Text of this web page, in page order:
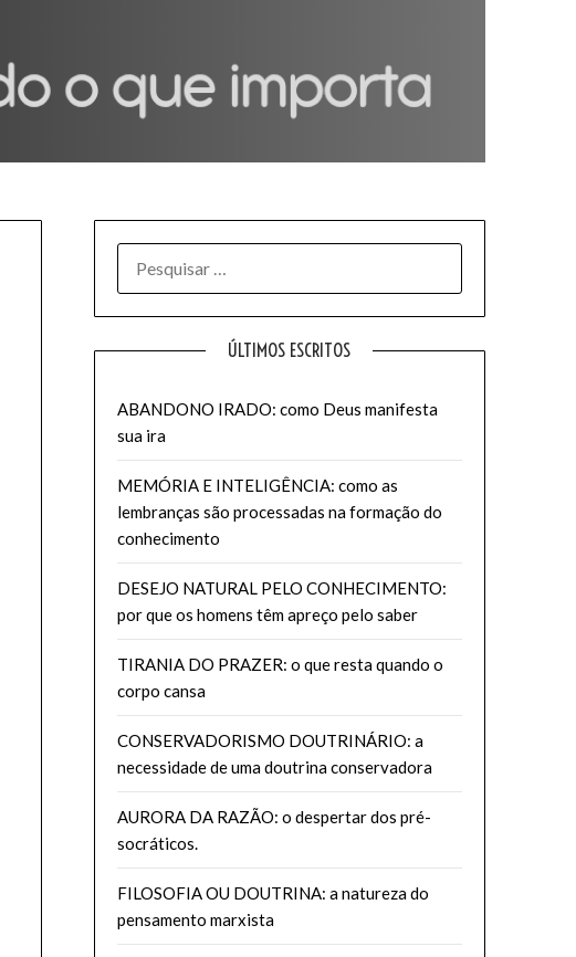
POR:
ÚLTIMOS ESCRITOS
ABANDONO IRADO: como Deus manifesta
sua ira
MEMÓRIA E INTELIGÊNCIA: como as
lembranças são processadas na formação do
conhecimento
DESEJO NATURAL PELO CONHECIMENTO:
por que os homens têm apreço pelo saber
TIRANIA DO PRAZER: o que resta quando o
corpo cansa
CONSERVADORISMO DOUTRINÁRIO: a
necessidade de uma doutrina conservadora
AURORA DA RAZÃO: o despertar dos pré-
socráticos.
FILOSOFIA OU DOUTRINA: a natureza do
pensamento marxista